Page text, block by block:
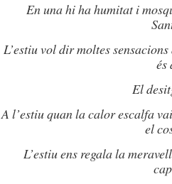
En una hi ha humitat i
L’estiu vol dir moltes
és
El
A l’estiu quan la calor escalfa
el
L’estiu ens regala la